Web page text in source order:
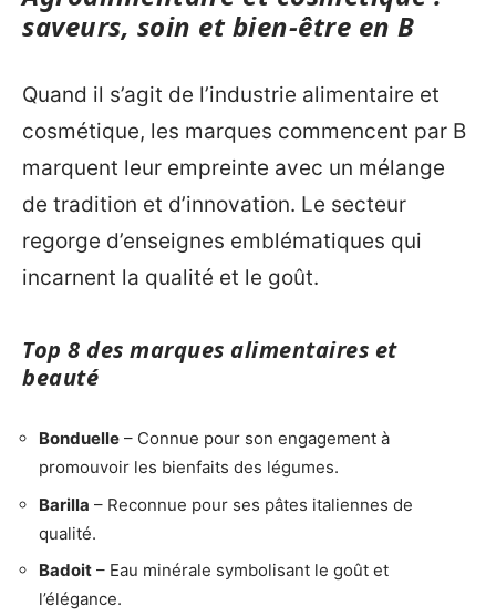
saveurs, soin et bien-être en B
Quand il s’agit de l’industrie alimentaire et
cosmétique, les marques commencent par B
marquent leur empreinte avec un mélange
de tradition et d’innovation. Le secteur
regorge d’enseignes emblématiques qui
incarnent la qualité et le goût.
Top 8 des marques alimentaires et
beauté
Bonduelle – Connue pour son engagement à
promouvoir les bienfaits des légumes.
Barilla – Reconnue pour ses pâtes italiennes de
qualité.
Badoit – Eau minérale symbolisant le goût et
l’élégance.